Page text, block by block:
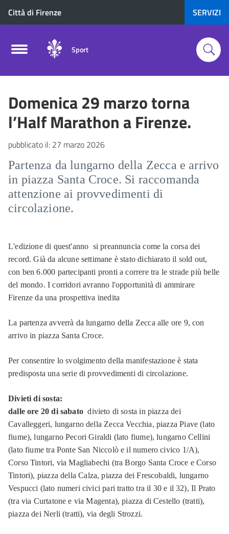
Città di Firenze SERVIZI
Sport
Domenica 29 marzo torna
l’Half Marathon a Firenze.
pubblicato il: 27 marzo 2026
Partenza da lungarno della Zecca e arrivo
in piazza Santa Croce. Si raccomanda
attenzione ai provvedimenti di
circolazione.
L'edizione di quest'anno si preannuncia come la corsa dei
record. Già da alcune settimane è stato dichiarato il sold out,
con ben 6.000 partecipanti pronti a correre tra le strade più belle
del mondo. I corridori avranno l'opportunità di ammirare
Firenze da una prospettiva inedita
La partenza avverrà da lungarno della Zecca alle ore 9, con
arrivo in piazza Santa Croce.
Per consentire lo svolgimento della manifestazione è stata
predisposta una serie di provvedimenti di circolazione.
Divieti di sosta:
dalle ore 20 di sabatodivieto di sosta in piazza dei
Cavalleggeri, lungarno della Zecca Vecchia, piazza Piave (lato
fiume), lungarno Pecori Giraldi (lato fiume), lungarno Cellini
(lato fiume tra Ponte San Niccolò e il numero civico 1/A),
Corso Tintori, via Magliabechi (tra Borgo Santa Croce e Corso
Tintori), piazza della Calza, piazza dei Frescobaldi, lungarno
Vespucci (lato numeri civici pari tratto tra il 30 e il 32), Il Prato
(tra via Curtatone e via Magenta), piazza di Cestello (tratti),
piazza dei Nerli (tratti), via degli Strozzi.